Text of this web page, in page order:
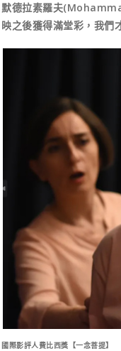
默德拉素羅夫
映之後獲得滿堂彩，我們
國際影評人費比西獎【一念菩提】